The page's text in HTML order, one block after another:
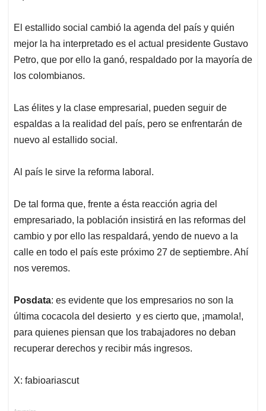
nuevo al estallido social.
Al país le sirve la reforma laboral.
empresariado, la población insistirá en las reformas del
cambio y por ello las respaldará, yendo de nuevo a la
calle en todo el país este próximo 27 de septiembre. Ahí
última cocacola del desierto y es cierto que, ¡mamola!,
para quienes piensan que los trabajadores no deban
recuperar derechos y recibir más ingresos.